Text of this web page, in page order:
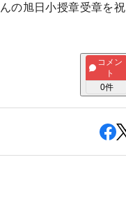
の旭日小授章受章を祝
コメン
ト
0件